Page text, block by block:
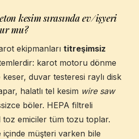
kesim sırasında ev/işyeri
mu?
ekipmanları titreşimsiz
karot motoru dönme
duvar testeresi raylı disk
halatlı tel kesim wire saw
böler. HEPA filtreli
toz emiciler tüm tozu toplar.
içinde müşteri varken bile